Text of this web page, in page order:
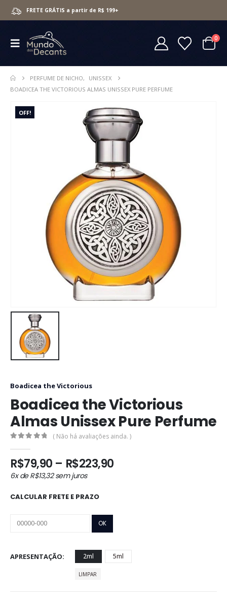
FRETE GRÁTIS a partir de R$ 199+
0
PERFUME DE NICHO,
UNISSEX
BOADICEA THE VICTORIOUS ALMAS UNISSEX PURE PERFUME
OFF!
Boadicea the Victorious
Boadicea the Victorious
Almas Unissex Pure Perfume
( Não há avaliações ainda. )
R$79,90 – R$223,90
6x deR$13,32sem juros
CALCULAR FRETE E PRAZO
APRESENTAÇÃO 2ml 5ml
LIMPAR